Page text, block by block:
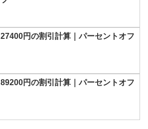
27400円の割引計算｜パーセントオフ
89200円の割引計算｜パーセントオフ